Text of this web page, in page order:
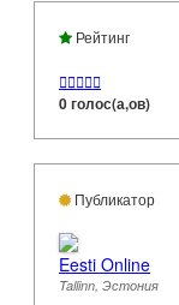
Рейтинг

0 голос(а,ов)
Публикатор
Eesti Online
Tallinn, Эстония